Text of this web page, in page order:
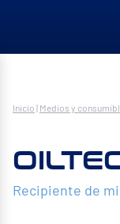
Inicio | Medios y
Recipiente de